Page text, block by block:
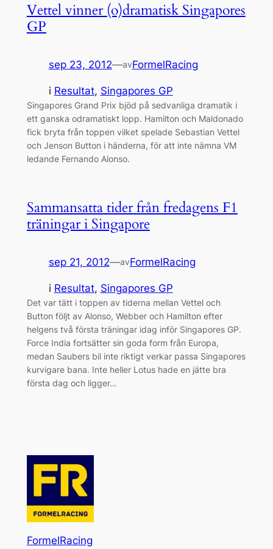
Vettel vinner (o)dramatisk Singapores
GP
sep 23, 2012—avFormelRacing
i Resultat, Singapores GP
Singapores Grand Prix bjöd på sedvanliga dramatik i
ett ganska odramatiskt lopp. Hamilton och Maldonado
fick bryta från toppen vilket spelade Sebastian Vettel
och Jenson Button i händerna, för att inte nämna VM
ledande Fernando Alonso.
Sammansatta tider från fredagens F1
träningar i Singapore
sep 21, 2012—avFormelRacing
i Resultat, Singapores GP
Det var tätt i toppen av tiderna mellan Vettel och
Button följt av Alonso, Webber och Hamilton efter
helgens två första träningar idag inför Singapores GP.
Force India fortsätter sin goda form från Europa,
medan Saubers bil inte riktigt verkar passa Singapores
kurvigare bana. Inte heller Lotus hade en jätte bra
första dag och ligger…
FormelRacing